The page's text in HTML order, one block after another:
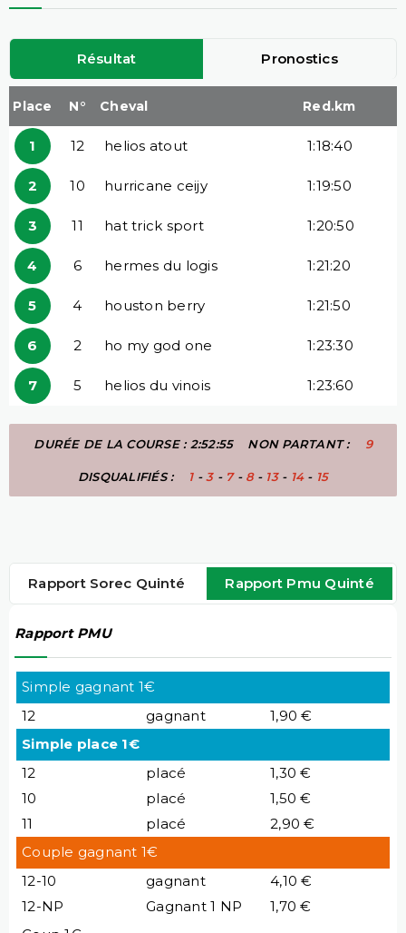
Résultat Pronostics
Place N° Cheval Red.km
1 12 helios atout 1:18:40
2 10 hurricane ceijy 1:19:50
3 11 hat trick sport 1:20:50
4 6 hermes du logis 1:21:20
5 4 houston berry 1:21:50
6 2 ho my god one 1:23:30
7 5 helios du vinois 1:23:60
DURÉE DE LA COURSE : 2:52:55 NON PARTANT : 9
DISQUALIFIÉS : 1-3- 7- 8- 13- 14- 15
Rapport Sorec Quinté Rapport Pmu Quinté
Rapport PMU
Simple gagnant 1€
12
gagnant
1,90 €
Simple place 1€
12
placé
1,30 €
10
placé
1,50 €
11
placé
2,90 €
Couple gagnant 1€
12-10
gagnant
4,10 €
12-NP
Gagnant 1 NP
1,70 €